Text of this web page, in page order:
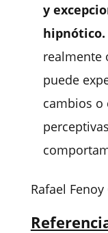
y
hipnótico.
realmente
puede
cambios o
Rafael Fenoy